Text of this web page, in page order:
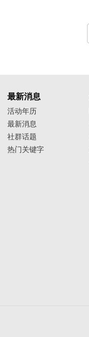
最新消息
活动年历
最新消息
社群话题
热门关键字